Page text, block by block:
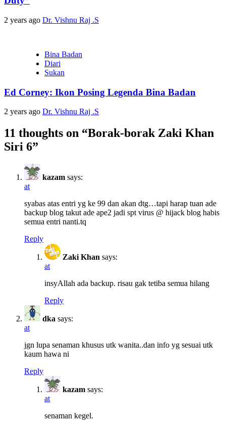
2 years ago Dr. Vishnu Raj .S
Bina Badan
Diari
Sukan
Ed Corney: Ikon Posing Legenda Bina Badan
2 years ago Dr. Vishnu Raj .S
11 thoughts on “Borak-borak Zaki Khan
Siri 6”
kazam says:
at
syabas atas entri yg ke 99 dan akan dtg…tapi harap tuan ade
backup blog takut ade ape2 jadi spt virus @ hijack blog habis
semua entri nanti.tq
Reply
Zaki Khan says:
at
insyAllah ada backup. risau gak tetiba semua hilang
Reply
dka says:
at
jgn lupa senaman khusus utk wanita..dan info yg sesuai utk
kaum hawa ni
Reply
kazam says:
at
senaman kegel.